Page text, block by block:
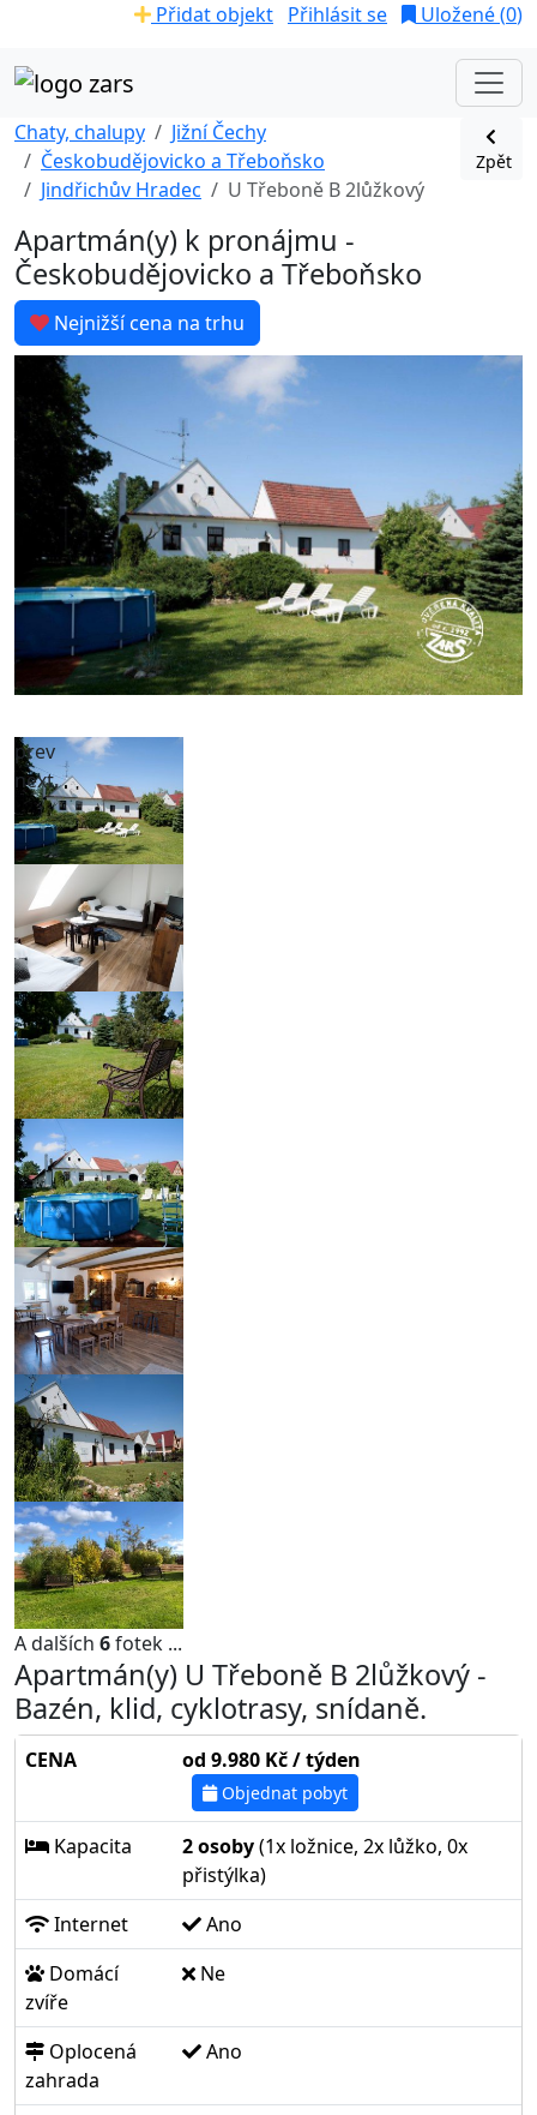
Přidat objekt Přihlásit se Uložené (0)
Chaty, chalupy
Jižní Čechy
Českobudějovicko a Třeboňsko
Jindřichův Hradec
U Třeboně B 2lůžkový
Zpět
Apartmán(y) k pronájmu -
Českobudějovicko a Třeboňsko
Nejnižší cena na trhu
prev
next
A dalších 6fotek ...
Apartmán(y) U Třeboně B 2lůžkový -
Bazén, klid, cyklotrasy, snídaně.
CENA od 9.980 Kč / týden
Objednat pobyt
Kapacita 2 osoby(1x ložnice, 2x lůžko, 0x
přistýlka)
Internet
Ano
Domácí
zvíře
Ne
Oplocená
zahrada
Ano